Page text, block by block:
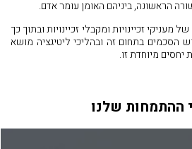
הראשונה, ביניהם האומן עומר אדם.
מעניקי זכיינויות ומקבלי זכיינויות ובתוך כך
הסכמים בתחום זה ובהליכי ליטיגציה מושא
יחסים מיוחדת זו.
ההתמחות שלנו